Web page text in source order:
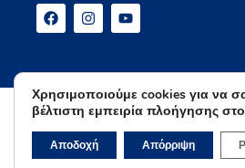
© 2026 Φροντιστήρια
Cactus
Όροι Χρήσης
Χρησιμοποιούμε cookies για να
βέλτιστη εμπειρία πλοήγησης
Αποδοχή Απόρριψη